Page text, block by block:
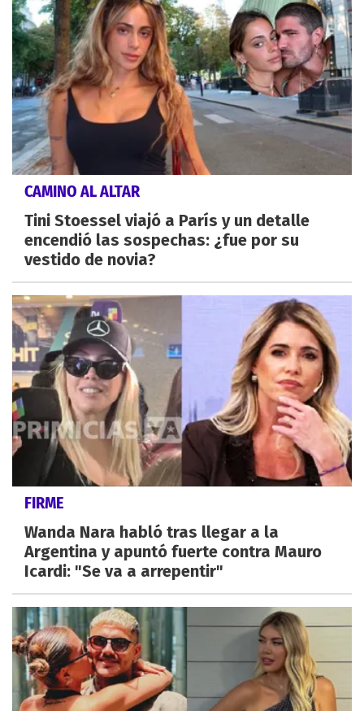
CAMINO AL ALTAR
Tini Stoessel viajó a París y un detalle
encendió las sospechas: ¿fue por su
vestido de novia?
FIRME
Wanda Nara habló tras llegar a la
Argentina y apuntó fuerte contra Mauro
Icardi: "Se va a arrepentir"